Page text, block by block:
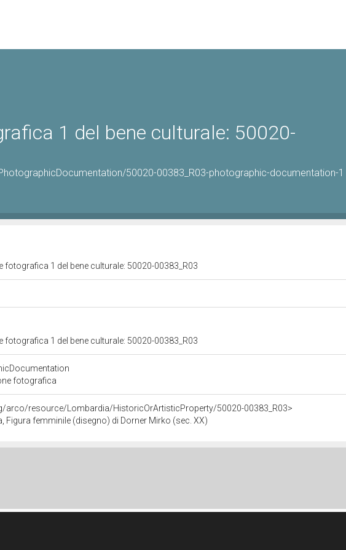
1 del bene culturale: 50020-
50020-00383_R03-photographic-documentation-1
fotografica 1 del bene culturale: 50020-00383_R03
fotografica 1 del bene culturale: 50020-00383_R03
fotografica
arco/resource/Lombardia/HistoricOrArtisticProperty/50020-00383_R03>
Figura femminile (disegno) di Dorner Mirko (sec. XX)